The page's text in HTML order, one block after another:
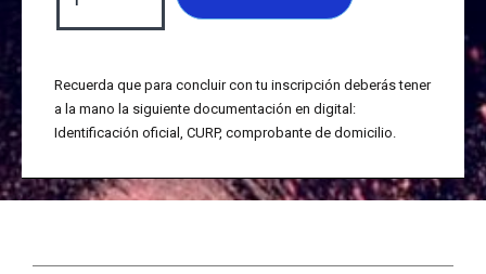
Recuerda que para concluir con tu inscripción deberás tener
a la mano la siguiente documentación en digital:
Identificación oficial, CURP, comprobante de domicilio.